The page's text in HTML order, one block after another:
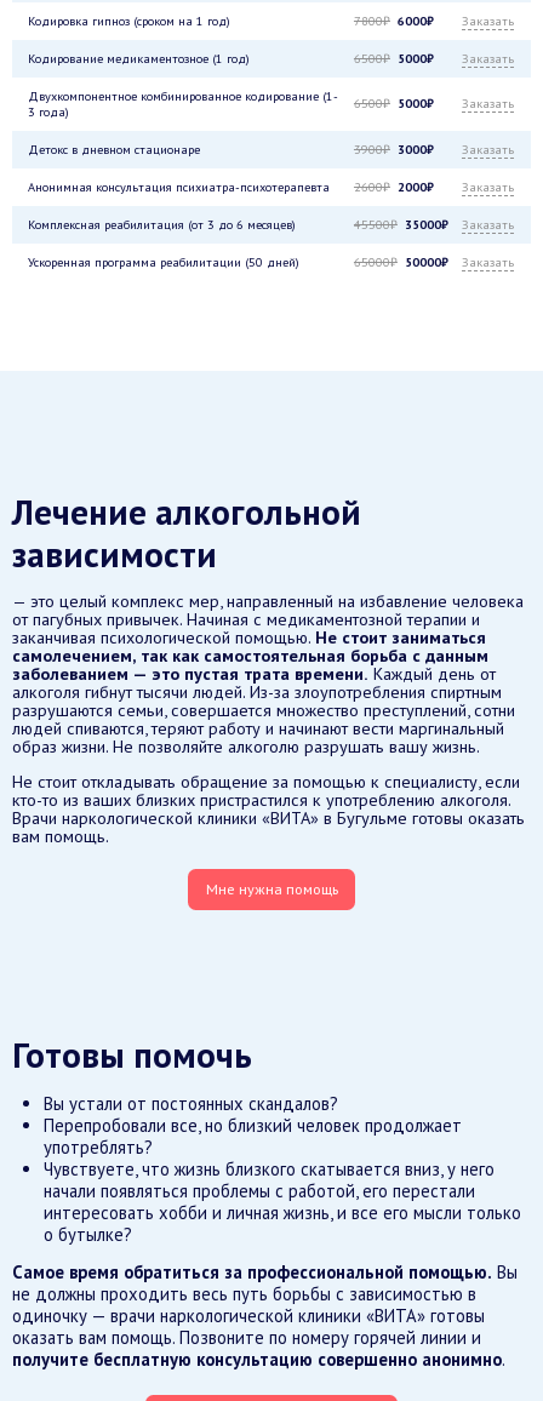
Кодировка гипноз (сроком на 1 год) 7800₽ 6000₽ Заказать
Кодирование медикаментозное (1 год) 6500₽ 5000₽ Заказать
Двухкомпонентное комбинированное кодирование (1-
3 года)
6500₽ 5000₽ Заказать
Детокс в дневном стационаре 3900₽ 3000₽ Заказать
Анонимная консультация психиатра-психотерапевта 2600₽ 2000₽ Заказать
Комплексная реабилитация (от 3 до 6 месяцев) 45500₽ 35000₽ Заказать
Ускоренная программа реабилитации (50 дней) 65000₽ 50000₽ Заказать
Лечение алкогольной
зависимости
— это целый комплекс мер, направленный на избавление человека
от пагубных привычек. Начиная с медикаментозной терапии и
заканчивая психологической помощью. Не стоит заниматься
самолечением, так как самостоятельная борьба с данным
заболеванием — это пустая трата времени.Каждый день от
алкоголя гибнут тысячи людей. Из-за злоупотребления спиртным
разрушаются семьи, совершается множество преступлений, сотни
людей спиваются, теряют работу и начинают вести маргинальный
образ жизни. Не позволяйте алкоголю разрушать вашу жизнь.
Не стоит откладывать обращение за помощью к специалисту, если
кто-то из ваших близких пристрастился к употреблению алкоголя.
Врачи наркологической клиники «ВИТА» в Бугульме готовы оказать
вам помощь.
Мне нужна помощь
Готовы помочь
Вы устали от постоянных скандалов?
Перепробовали все, но близкий человек продолжает
употреблять?
Чувствуете, что жизнь близкого скатывается вниз, у него
начали появляться проблемы с работой, его перестали
интересовать хобби и личная жизнь, и все его мысли только
о бутылке?
Самое время обратиться за профессиональной помощью. Вы
не должны проходить весь путь борьбы с зависимостью в
одиночку — врачи наркологической клиники «ВИТА» готовы
оказать вам помощь. Позвоните по номеру горячей линии и
получите бесплатную консультацию совершенно анонимно.